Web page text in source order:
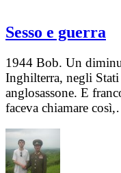
Sesso e guerra
1944 Bob. Un
Inghilterra, negli
anglosassone. E
faceva chiamare